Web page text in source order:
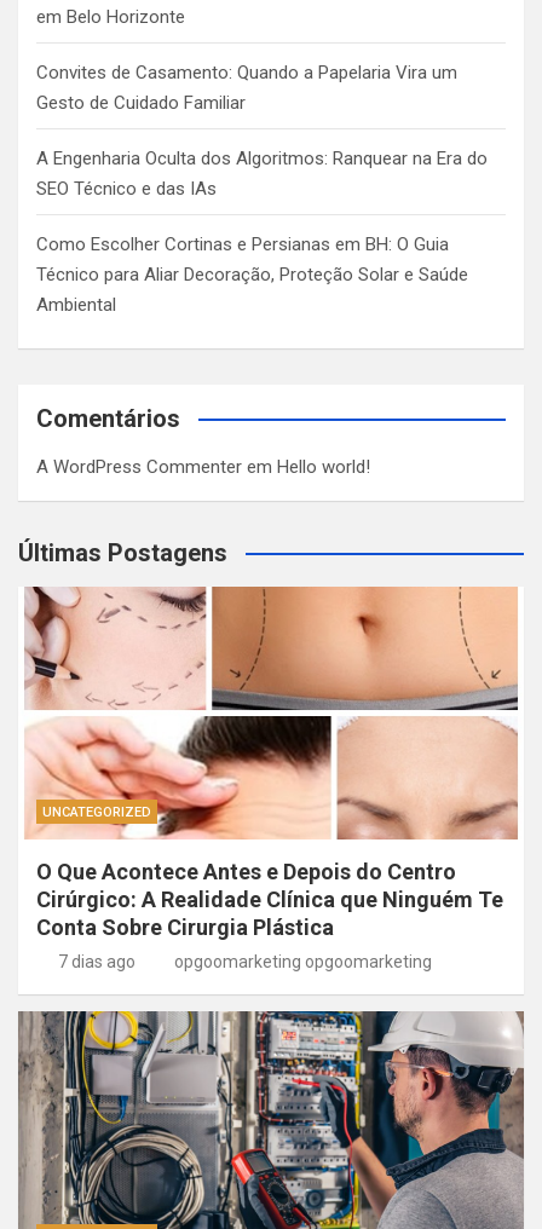
em Belo Horizonte
Convites de Casamento: Quando a Papelaria Vira um
Gesto de Cuidado Familiar
A Engenharia Oculta dos Algoritmos: Ranquear na Era do
SEO Técnico e das IAs
Como Escolher Cortinas e Persianas em BH: O Guia
Técnico para Aliar Decoração, Proteção Solar e Saúde
Ambiental
Comentários
A WordPress Commenter em Hello world!
Últimas Postagens
UNCATEGORIZED
O Que Acontece Antes e Depois do Centro
Cirúrgico: A Realidade Clínica que Ninguém Te
Conta Sobre Cirurgia Plástica
7 dias ago opgoomarketing opgoomarketing